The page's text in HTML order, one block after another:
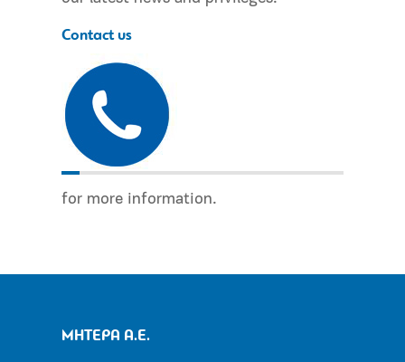
Contact us
for more information.
ΜΗΤΕΡΑ Α.Ε.